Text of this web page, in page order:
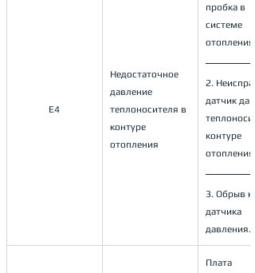
E4
Недостаточное
давление
теплоносителя в
контуре
отопления
пробка в
системе
отопления;
2.
датчик
контуре
отопления;
3. Обрыв
датчика
давления.
Плата